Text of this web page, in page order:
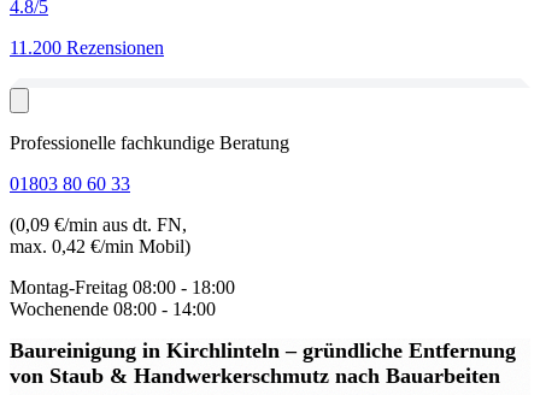
4.8/5
11.200 Rezensionen
Professionelle fachkundige Beratung
01803 80 60 33
(0,09 €/min aus dt. FN,
max. 0,42 €/min Mobil)
Montag-Freitag 08:00 - 18:00
Wochenende 08:00 - 14:00
Baureinigung in Kirchlinteln– gründliche Entfernung
von Staub & Handwerkerschmutz nach Bauarbeiten